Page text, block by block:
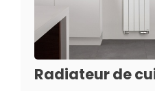
Radiateur de